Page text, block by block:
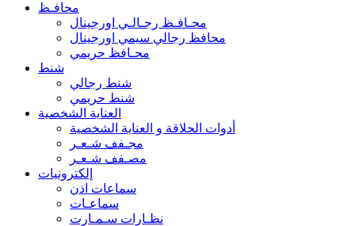
محافـظ
محـافـظ رجـالـي اورجينال
محافظ رجالي سيمي اورجينال
محـافظ حريمي
شنط
شنط رجالي
شنط حريمي
العناية الشخصية
أدوات الحلاقة و العناية الشخصية
مجـفف شـعـر
مصـفف شـعـر
إلكترونيات
سماعات اذن
سماعـات
نظـارات سـمـارت